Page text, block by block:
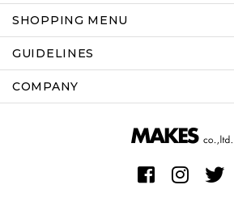
SHOPPING MENU
GUIDELINES
COMPANY